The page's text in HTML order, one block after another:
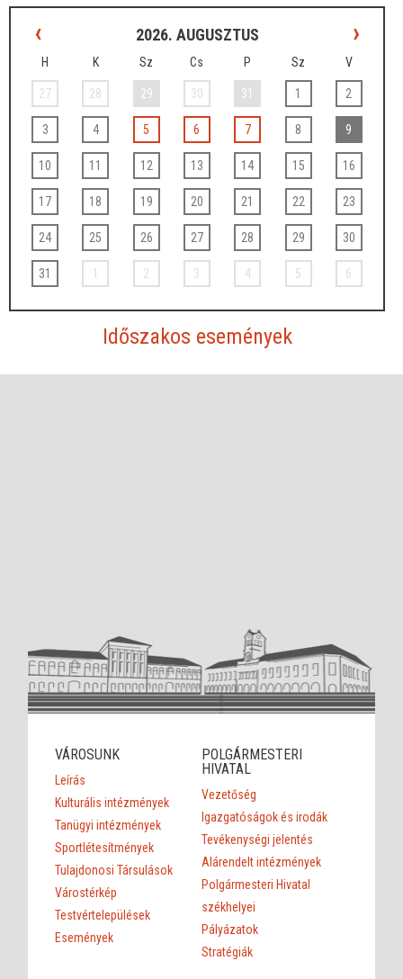
‹ 2026. AUGUSZTUS ›
H K Sz Cs P Sz V
27 28 29 30 31 1 2
3 4 5 6 7 8 9
10 11 12 13 14 15 16
17 18 19 20 21 22 23
24 25 26 27 28 29 30
31 1 2 3 4 5 6
Időszakos események
VÁROSUNK
Leírás
Kulturális intézmények
Tanügyi intézmények
Sportlétesítmények
Tulajdonosi Társulások
Várostérkép
Testvértelepülések
Események
POLGÁRMESTERI
HIVATAL
Vezetőség
Igazgatóságok és irodák
Tevékenységi jelentés
Alárendelt intézmények
Polgármesteri Hivatal
székhelyei
Pályázatok
Stratégiák